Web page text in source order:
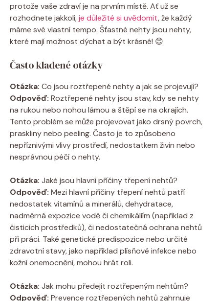
protože vaše zdraví je na prvním místě. Ať už se
rozhodnete jakkoli,je důležité si uvědomit, že každý
máme své vlastní tempo. Šťastné nehty jsou nehty,
které mají možnost dýchat a být krásné! 😊
Často kladené otázky
Otázka: Co jsou roztřepené nehty a jak se projevují?
Odpověď: Roztřepené nehty jsou stav, kdy se nehty
na rukou nebo nohou lámou a štěpí se na okrajích.
Tento problém se může projevovat jako drsný povrch,
praskliny nebo peeling. Často je to způsobeno
nepříznivými vlivy prostředí, nedostatkem živin nebo
nesprávnou péčí o nehty.
Otázka: Jaké jsou hlavní příčiny třepení nehtů?
Odpověď: Mezi hlavní příčiny třepení nehtů patří
nedostatek vitamínů a minerálů, dehydratace,
nadměrná expozice vodě či chemikáliím (například z
čisticích prostředků), či nedostatečná ochrana nehtů
při práci. Také genetické predispozice nebo určité
zdravotní stavy, jako například plísňové infekce nebo
kožní onemocnění, mohou hrát roli.
Otázka: Jak mohu předejít roztřepeným nehtům?
Odpověď: Prevence roztřepených nehtů zahrnuje